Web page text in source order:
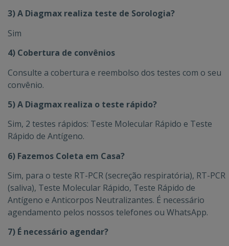
3) A Diagmax realiza teste de Sorologia?
Sim
4) Cobertura de convênios
Consulte a cobertura e reembolso dos testes com o seu
convênio.
5) A Diagmax realiza o teste rápido?
Sim, 2 testes rápidos: Teste Molecular Rápido e Teste
Rápido de Antígeno.
6) Fazemos Coleta em Casa?
Sim, para o teste RT-PCR (secreção respiratória), RT-PCR
(saliva), Teste Molecular Rápido, Teste Rápido de
Antígeno e Anticorpos Neutralizantes. É necessário
agendamento pelos nossos telefones ou WhatsApp.
7) É necessário agendar?